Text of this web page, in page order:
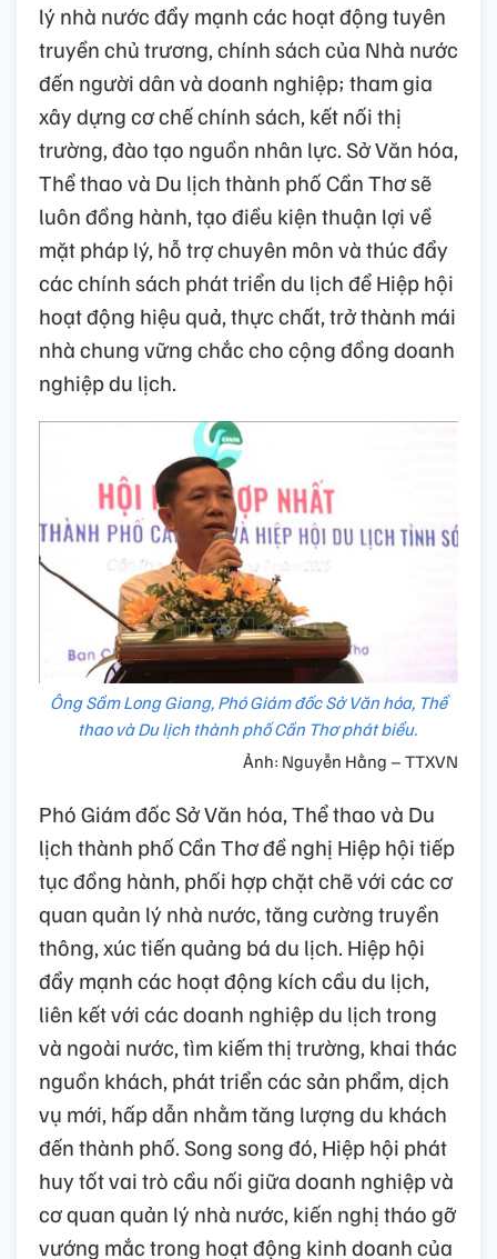
lý nhà nước đẩy mạnh các hoạt động tuyên
truyền chủ trương, chính sách của Nhà nước
đến người dân và doanh nghiệp; tham gia
xây dựng cơ chế chính sách, kết nối thị
trường, đào tạo nguồn nhân lực. Sở Văn hóa,
Thể thao và Du lịch thành phố Cần Thơ sẽ
luôn đồng hành, tạo điều kiện thuận lợi về
mặt pháp lý, hỗ trợ chuyên môn và thúc đẩy
các chính sách phát triển du lịch để Hiệp hội
hoạt động hiệu quả, thực chất, trở thành mái
nhà chung vững chắc cho cộng đồng doanh
nghiệp du lịch.
Ông Sầm Long Giang, Phó Giám đốc Sở Văn hóa, Thể
thao và Du lịch thành phố Cần Thơ phát biểu.
Ảnh: Nguyễn Hằng – TTXVN
Phó Giám đốc Sở Văn hóa, Thể thao và Du
lịch thành phố Cần Thơ đề nghị Hiệp hội tiếp
tục đồng hành, phối hợp chặt chẽ với các cơ
quan quản lý nhà nước, tăng cường truyền
thông, xúc tiến quảng bá du lịch. Hiệp hội
đẩy mạnh các hoạt động kích cầu du lịch,
liên kết với các doanh nghiệp du lịch trong
và ngoài nước, tìm kiếm thị trường, khai thác
nguồn khách, phát triển các sản phẩm, dịch
vụ mới, hấp dẫn nhằm tăng lượng du khách
đến thành phố. Song song đó, Hiệp hội phát
huy tốt vai trò cầu nối giữa doanh nghiệp và
cơ quan quản lý nhà nước, kiến nghị tháo gỡ
vướng mắc trong hoạt động kinh doanh của